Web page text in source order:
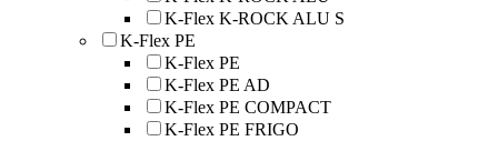
K-Flex K-ROCK ALU S
K-Flex PE
K-Flex PE
K-Flex PE AD
K-Flex PE COMPACT
K-Flex PE FRIGO